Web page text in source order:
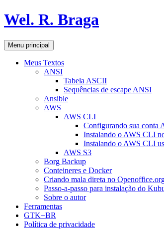
Pular
para
conteúdo
Wel. R. Braga
Pesquisar
Menu principal
Meus Textos
ANSI
Tabela ASCII
Sequências de escape ANSI
Ansible
AWS
AWS CLI
Configurando sua conta
Instalando o AWS CLI
Instalando o AWS CLI
AWS S3
Borg Backup
Conteineres e Docker
Criando mala direta no
Passo-a-passo para instalação do
Sobre o autor
Ferramentas
GTK+BR
Política de privacidade